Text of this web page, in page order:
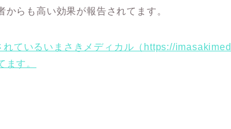
からも高い効果が報告されてます。
れている いまさきメディカル（https://
ます。